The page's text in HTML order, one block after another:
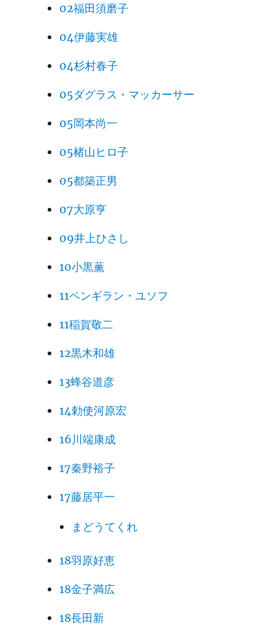
02福田須磨子
04伊藤実雄
04杉村春子
05ダグラス・マッカーサー
05岡本尚一
05楮山ヒロ子
05都築正男
07大原亨
09井上ひさし
10小黒薫
11ペンギラン・ユソフ
11稲賀敬二
12黒木和雄
13蜂谷道彦
14勅使河原宏
16川端康成
17秦野裕子
17藤居平一
まどうてくれ
18羽原好恵
18金子満広
18長田新